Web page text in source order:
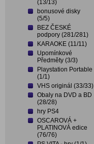
(13/13)
bonusové disky
(5/5)
BEZ ČESKÉ
podpory (281/281)
KARAOKE (11/11)
Upomínkové
Předměty (3/3)
Playstation Portable
(1/1)
VHS originál (33/33)
Obaly na DVD a BD
(28/28)
hry PS4
OSCAROVÁ +
PLATINOVÁ edice
(76/76)